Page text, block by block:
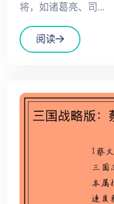
将，如诸葛亮、司...
阅读